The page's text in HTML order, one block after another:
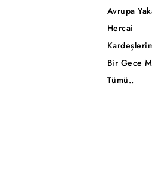
Avrupa
Hercai
Bir Gece
Tümü..